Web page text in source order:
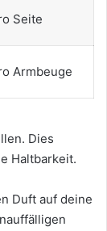
Seite
Armbeuge
Dies
Haltbarkeit.
Duft auf deine